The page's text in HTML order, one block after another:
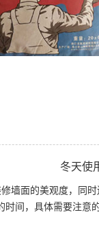
冬天使
面的美观度，同时
间，具体需要注意的